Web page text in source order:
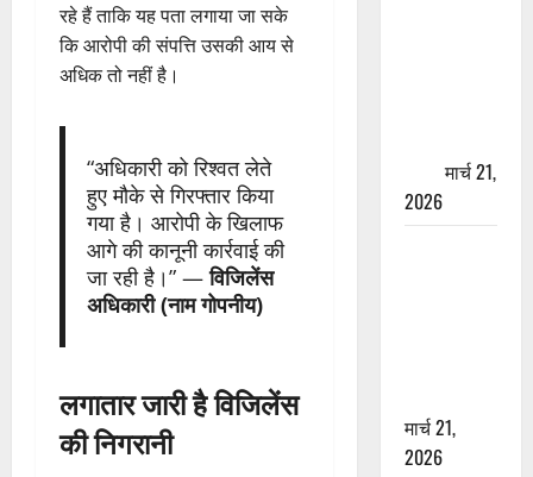
रहे हैं ताकि यह पता लगाया जा सके
कि आरोपी की संपत्ति उसकी आय से
अधिक तो नहीं है।
“अधिकारी को रिश्वत लेते
हुए मौके से गिरफ्तार किया
गया है। आरोपी के खिलाफ
आगे की कानूनी कार्रवाई की
जा रही है।” —विजिलेंस
अधिकारी (नाम गोपनीय)
लगातार जारी है विजिलेंस
की निगरानी
मार्च 21,
2026
मार्च 21,
2026